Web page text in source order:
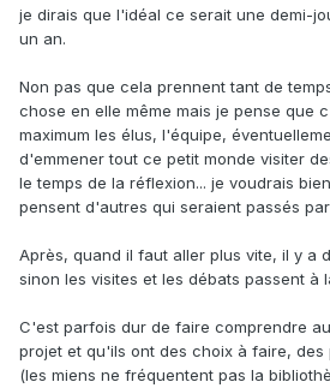
je dirais que l'idéal ce serait une demi-
un an.
Non pas que cela prennent tant de
chose en elle même mais je pense que
maximum les élus, l'équipe,
d'emmener tout ce petit monde visiter
le temps de la réflexion... je voudrais
pensent d'autres qui seraient passés par
Après, quand il faut aller plus vite, il y a
sinon les visites et les débats passent à
C'est parfois dur de faire comprendre
projet et qu'ils ont des choix à faire, des
(les miens ne fréquentent pas la